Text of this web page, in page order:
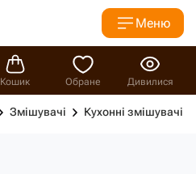
Меню
Кошик Обране Дивилися
Змішувачі Кухонні змішувачі